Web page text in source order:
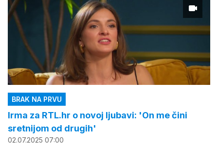
BRAK NA PRVU
Irma za RTL.hr o novoj ljubavi: 'On me čini
sretnijom od drugih'
02.07.2025 07:00